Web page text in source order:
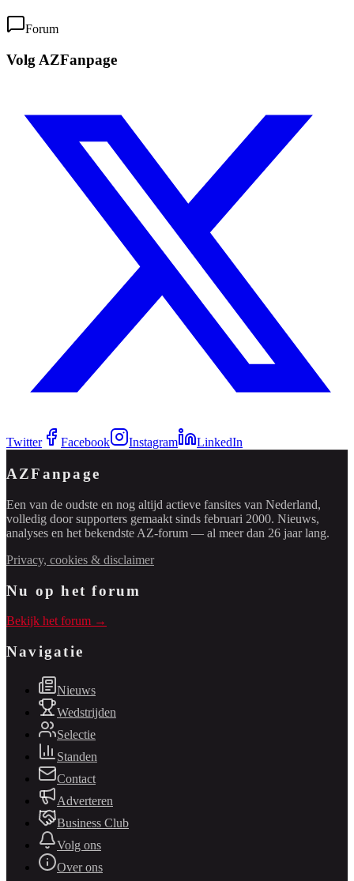
Forum
Volg AZFanpage
Twitter Facebook Instagram LinkedIn
AZFanpage
Een van de oudste en nog altijd actieve fansites van Nederland,
volledig door supporters gemaakt sinds februari 2000. Nieuws,
analyses en het bekendste AZ-forum — al meer dan 26 jaar lang.
Privacy, cookies & disclaimer
Nu op het forum
Bekijk het forum →
Navigatie
Nieuws
Wedstrijden
Selectie
Standen
Contact
Adverteren
Business Club
Volg ons
Over ons